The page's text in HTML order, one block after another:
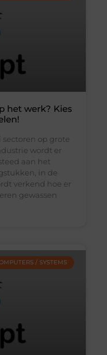
het werk? Kies
op grote
wordt er
aan het
in de
verkend hoe er
gewassen
/ SYSTEMS